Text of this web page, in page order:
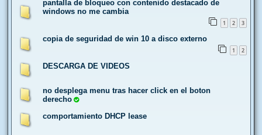
pantalla de bloqueo con contenido destacado de
windows no me cambia
1 2 3
copia de seguridad de win 10 a disco externo
1 2
DESCARGA DE VIDEOS
no desplega menu tras hacer click en el boton
derecho
comportamiento DHCP lease